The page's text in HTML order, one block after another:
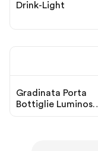
Drink-Light
Gradinata Porta
Bottiglie Luminosa